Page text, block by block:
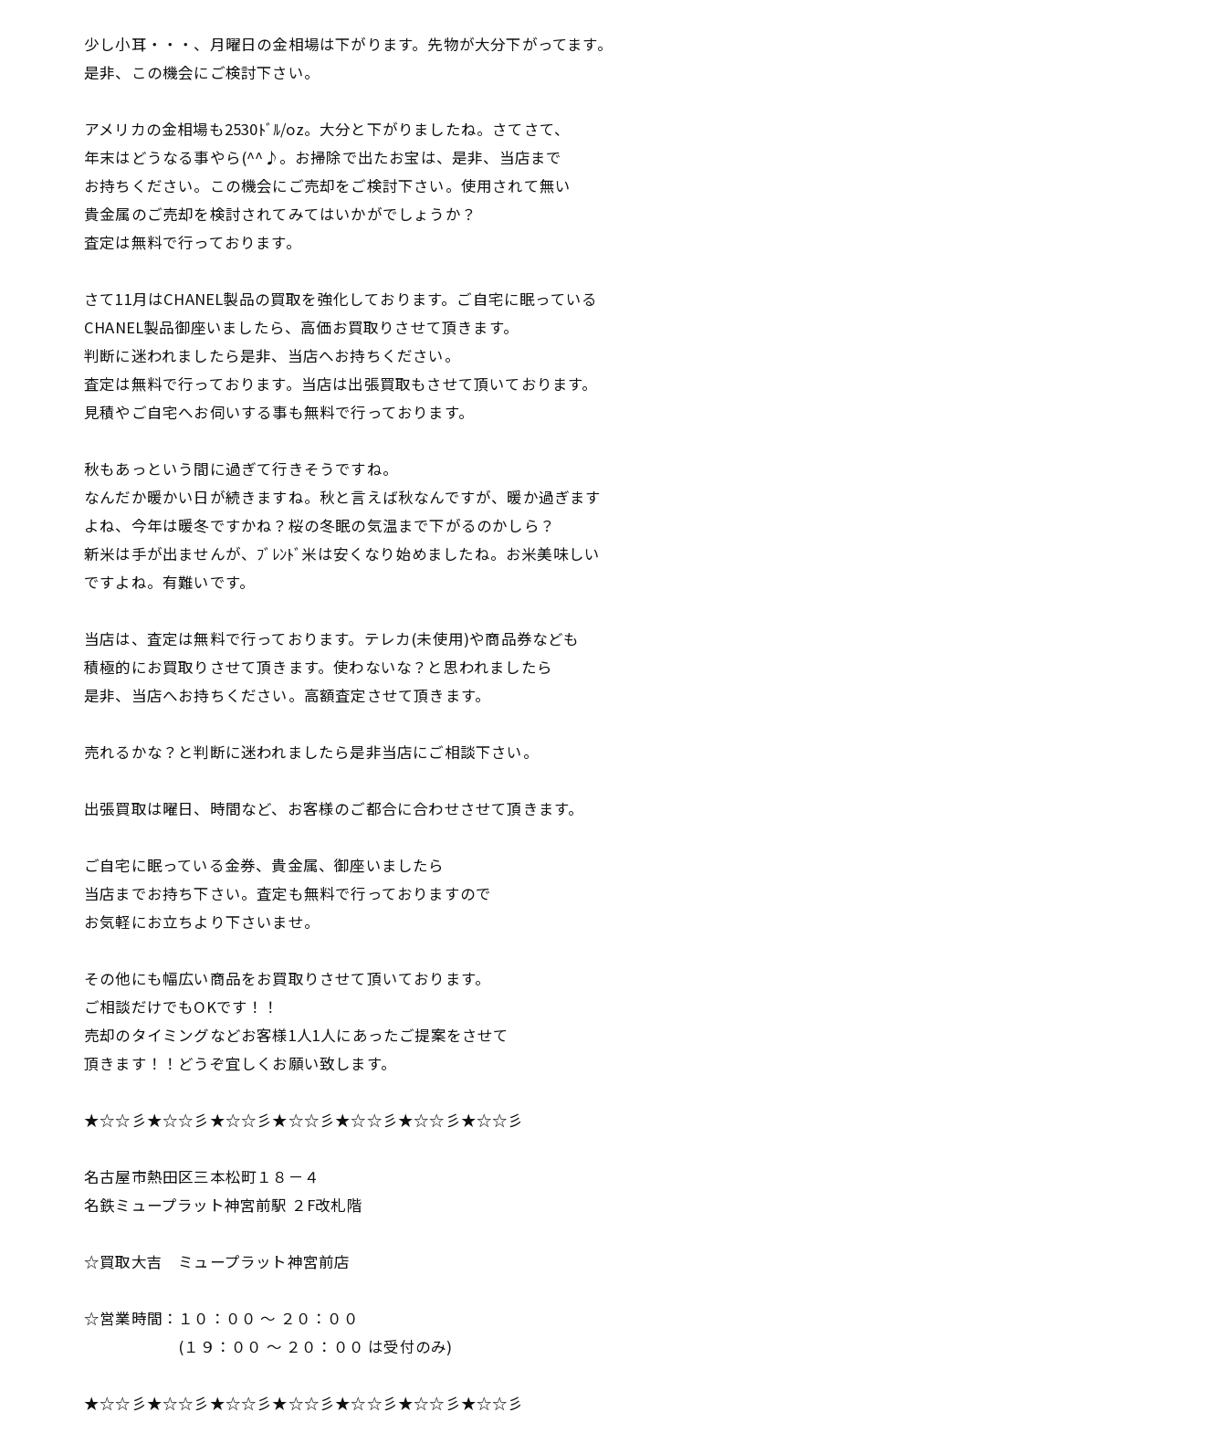
少し小耳・・・、月曜日の金相場は下がります。先物が大分下がってます。
是非、この機会にご検討下さい。
アメリカの金相場も2530ﾄﾞﾙ/oz。大分と下がりましたね。さてさて、
年末はどうなる事やら(^^♪。お掃除で出たお宝は、是非、当店まで
お持ちください。この機会にご売却をご検討下さい。使用されて無い
貴金属のご売却を検討されてみてはいかがでしょうか？
査定は無料で行っております。
さて11月はCHANEL製品の買取を強化しております。ご自宅に眠っている
CHANEL製品御座いましたら、高価お買取りさせて頂きます。
判断に迷われましたら是非、当店へお持ちください。
査定は無料で行っております。当店は出張買取もさせて頂いております。
見積やご自宅へお伺いする事も無料で行っております。
秋もあっという間に過ぎて行きそうですね。
なんだか暖かい日が続きますね。秋と言えば秋なんですが、暖か過ぎます
よね、今年は暖冬ですかね？桜の冬眠の気温まで下がるのかしら？
新米は手が出ませんが、ﾌﾞﾚﾝﾄﾞ米は安くなり始めましたね。お米美味しい
ですよね。有難いです。
当店は、査定は無料で行っております。テレカ(未使用)や商品券なども
積極的にお買取りさせて頂きます。使わないな？と思われましたら
是非、当店へお持ちください。高額査定させて頂きます。
売れるかな？と判断に迷われましたら是非当店にご相談下さい。
出張買取は曜日、時間など、お客様のご都合に合わせさせて頂きます。
ご自宅に眠っている金券、貴金属、御座いましたら
当店までお持ち下さい。査定も無料で行っておりますので
お気軽にお立ちより下さいませ。
その他にも幅広い商品をお買取りさせて頂いております。
ご相談だけでもOKです！！
売却のタイミングなどお客様1人1人にあったご提案をさせて
頂きます！！どうぞ宜しくお願い致します。
★☆☆彡★☆☆彡★☆☆彡★☆☆彡★☆☆彡★☆☆彡★☆☆彡
名古屋市熱田区三本松町１８－４
名鉄ミュープラット神宮前駅 ２F改札階
☆買取大吉 ミュープラット神宮前店
☆営業時間：１０：００ ～ ２０：００
(１９：００ ～ ２０：００ は受付のみ)
★☆☆彡★☆☆彡★☆☆彡★☆☆彡★☆☆彡★☆☆彡★☆☆彡